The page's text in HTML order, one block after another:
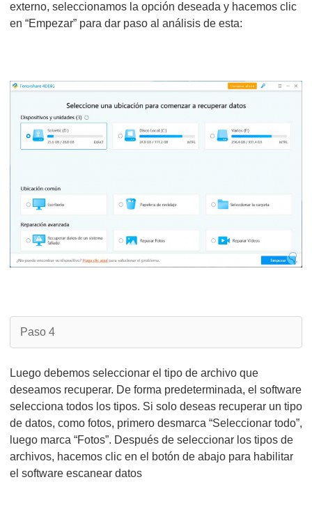
externo, seleccionamos la opción deseada y hacemos clic
en “Empezar” para dar paso al análisis de esta:
Paso 4
Luego debemos seleccionar el tipo de archivo que
deseamos recuperar. De forma predeterminada, el software
selecciona todos los tipos. Si solo deseas recuperar un tipo
de datos, como fotos, primero desmarca “Seleccionar todo”,
luego marca “Fotos”. Después de seleccionar los tipos de
archivos, hacemos clic en el botón de abajo para habilitar
el software escanear datos